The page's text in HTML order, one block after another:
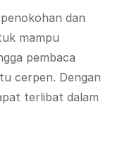
dan
mampu
pembaca
cerpen. Dengan
terlibat dalam